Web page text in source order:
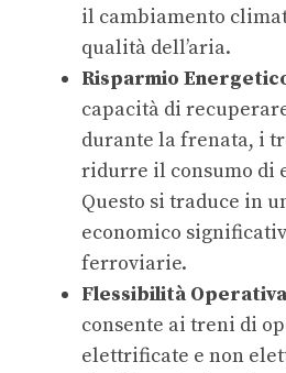
il cambiamento
qualità dell’aria.
Risparmio
capacità di
durante la frenata, i
ridurre il consumo di
Questo si traduce in
economico
ferroviarie.
Flessibilità Operativa
consente ai treni di
elettrificate e non